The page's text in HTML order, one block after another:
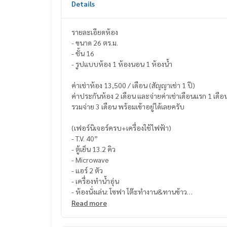
Details
รายละเอียดห้อง
- ขนาด 26 ตร.ม.
- ชั้น 16
- รูปแบบห้อง 1 ห้องนอน 1 ห้องน้ำ
ค่าเช่าห้อง 13,500 / เดือน (สัญญาเช่า 1 ปี)
ค่าประกันห้อง 2 เดือน และจ่ายค่าเช่าเดือนแรก 1 เดือ
รวมจ่าย 3 เดือน พร้อมเข้าอยู่ได้เลยครับ
(เฟอร์นิเจอร์ครบ+เครื่องใช้ไฟฟ้า)
- T.V. 40”
- ตู้เย็น 13.2 คิว
- Microwave
- แอร์ 2 ตัว
- เครื่องทำน้ำอุ่น
- ห้องนั่งเล่น: โซฟา โต๊ะทำงาน&ทานข้าว
- ครัว built in มีเตาไฟฟ้า
Read more